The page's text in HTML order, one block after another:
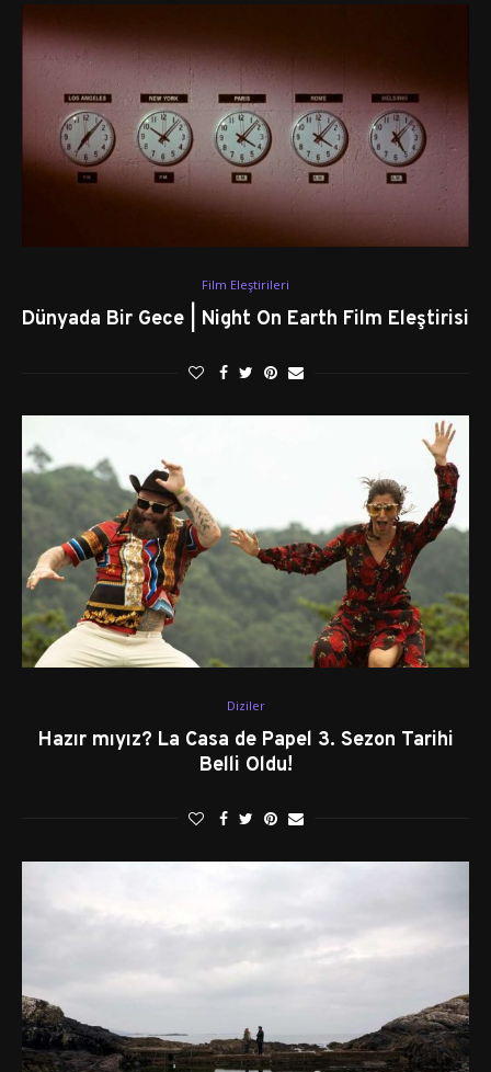
Film Eleştirileri
Dünyada Bir Gece | Night On Earth Film Eleştirisi
Diziler
Hazır mıyız? La Casa de Papel 3. Sezon Tarihi
Belli Oldu!